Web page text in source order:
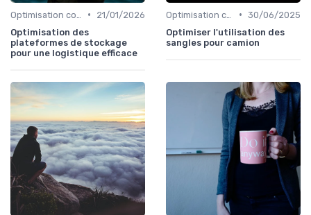
•
21/01/2026
Optimisation des
plateformes de stockage
pour une logistique efficace
• 30/06/2025
Optimiser l'utilisation des
sangles pour camion